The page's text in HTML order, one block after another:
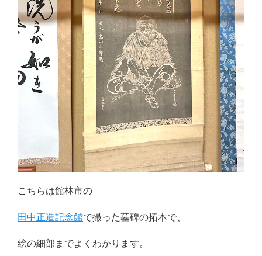
こちらは館林市の
田中正造記念館で撮った墓碑の拓本で、
絵の細部までよくわかります。